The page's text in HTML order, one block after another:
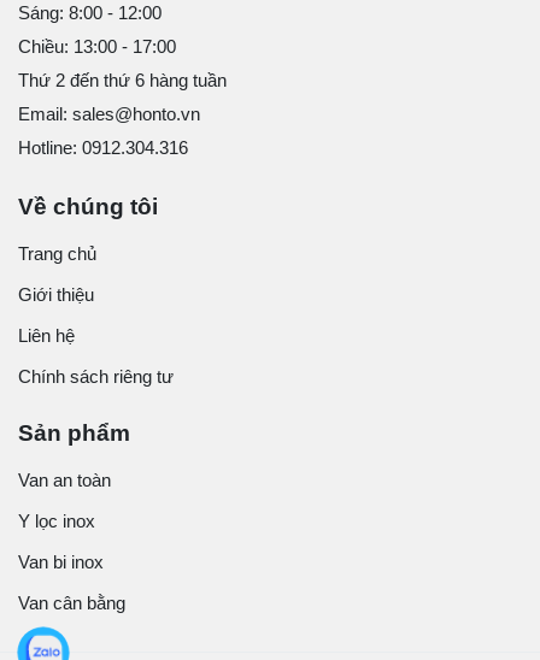
Sáng: 8:00 - 12:00
Chiều: 13:00 - 17:00
Thứ 2 đến thứ 6 hàng tuần
Email: sales@honto.vn
Hotline: 0912.304.316
Về chúng tôi
Trang chủ
Giới thiệu
Liên hệ
Chính sách riêng tư
Sản phẩm
Van an toàn
Y lọc inox
Van bi inox
Van cân bằng